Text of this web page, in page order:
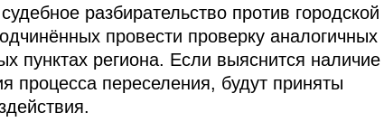
разбирательство против городской
провести проверку аналогичных
пунктах региона. Если выяснится наличие
процесса переселения, будут приняты